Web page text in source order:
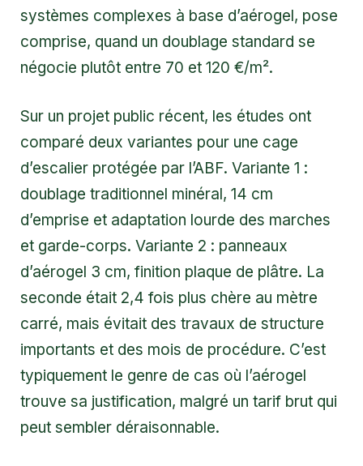
systèmes complexes à base d’aérogel, pose
comprise, quand un doublage standard se
négocie plutôt entre 70 et 120 €/m².
Sur un projet public récent, les études ont
comparé deux variantes pour une cage
d’escalier protégée par l’ABF. Variante 1 :
doublage traditionnel minéral, 14 cm
d’emprise et adaptation lourde des marches
et garde-corps. Variante 2 : panneaux
d’aérogel 3 cm, finition plaque de plâtre. La
seconde était 2,4 fois plus chère au mètre
carré, mais évitait des travaux de structure
importants et des mois de procédure. C’est
typiquement le genre de cas où l’aérogel
trouve sa justification, malgré un tarif brut qui
peut sembler déraisonnable.